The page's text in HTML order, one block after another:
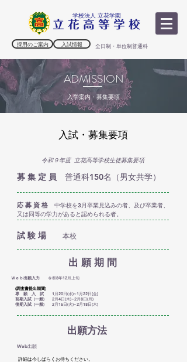
学校法人 立花学園
採用のご案内 入試情報 全日制・単位制普通科
ADMISSION
入学案内・募集要項
入試・募集要項
令和９年度 立花高等学校生徒募集要項
募 集 定 員 普通科150名（男女共学）
応 募 資 格
中学校を3月卒業見込みの者、及び卒業者、
又は同等の学力があると認められる者。
試 験 場 本校
出 願 期 間
Ｗｅｂ出願入力 令和8年12月上旬
(調査書提出期間)
専 願 入 試 1月20日(水)~1月22日(金)
前期入試 (一般) 2月4日(木)~2月8日(月)
後期入試 (一般) 2月16日(火)~2月18日(木)
出願方法
Web出願
詳細は今しばらくお待ちください。